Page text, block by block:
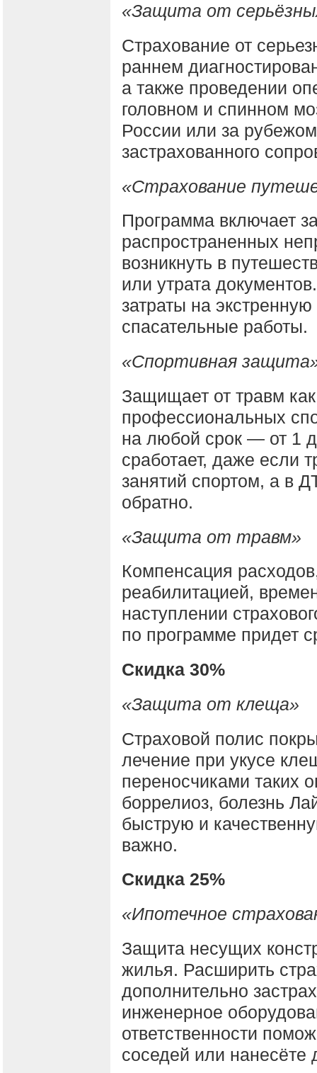
«Защита от
Страхование от
раннем
а также проведении
головном и спинном
России или за
застрахованного
«Страхование
Программа включает
распространенных
возникнуть в
или утрата
затраты на
спасательные работы.
«Спортивная
Защищает от травм
профессиональных
на любой срок — от 1
сработает, даже если
занятий спортом, а в
обратно.
«Защита от травм»
Компенсация
реабилитацией,
наступлении
по программе придет
Скидка 30%
«Защита от клеща»
Страховой полис
лечение при укусе
переносчиками таких
боррелиоз, болезнь
быструю и
важно.
Скидка 25%
«Ипотечное
Защита несущих
жилья. Расширить
дополнительно
инженерное
ответственности
соседей или нанесёте